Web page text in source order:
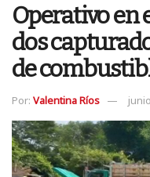
Operativo en
dos
de
Por: Valentina Ríos